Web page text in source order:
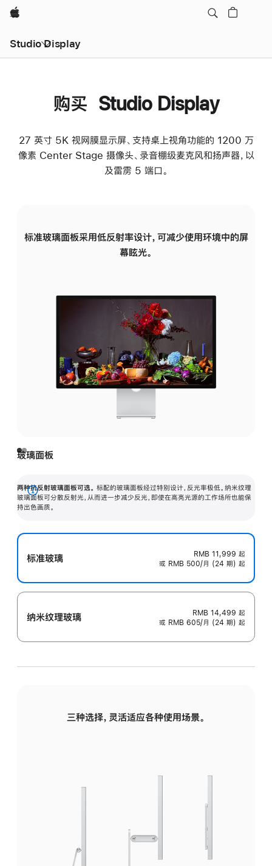
Apple
Studio Display
购买 Studio Display
27 英寸 5K 视网膜显示屏、支持桌上视角功能的 1200 万
像素 Center Stage 摄像头、录音棚级麦克风和扬声器，以
及雷雳 5 端口。
标准玻璃面板采用低反射率设计，可减少使用环境中的屏
幕眩光。
玻璃面板
两种抗反射玻璃面板可选。 标配的玻璃面板经过特别设计，反光率极低。纳米纹理
玻璃面板可分散反射光，从而进一步减少反光，即使在高亮光源的工作场所也能保
持出色画质。
展
开
标准玻璃 RMB 11,999 起
或 RMB 500/月 (24 期) 起
纳米纹理玻璃 RMB 14,499 起
或 RMB 605/月 (24 期) 起
三种选择，灵活适应各种使用场景。